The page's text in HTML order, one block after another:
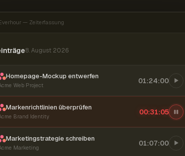
— Zeiterfassung
8. August 2026
Homepage-Mockup entwerfen
Web Project
01:24:00
Markenrichtlinien überprüfen
Brand Identity
00:31:06
Marketingstrategie schreiben
Marketing
01:07:00